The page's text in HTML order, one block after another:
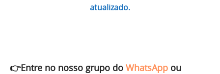
atualizado.
👉Entre no nosso grupo do WhatsApp ou